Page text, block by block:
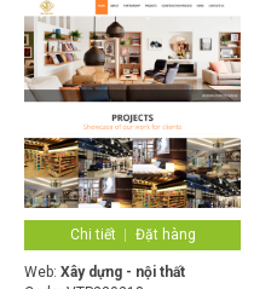
Chi tiết Đặt hàng
Web: Xây dựng - nội thất